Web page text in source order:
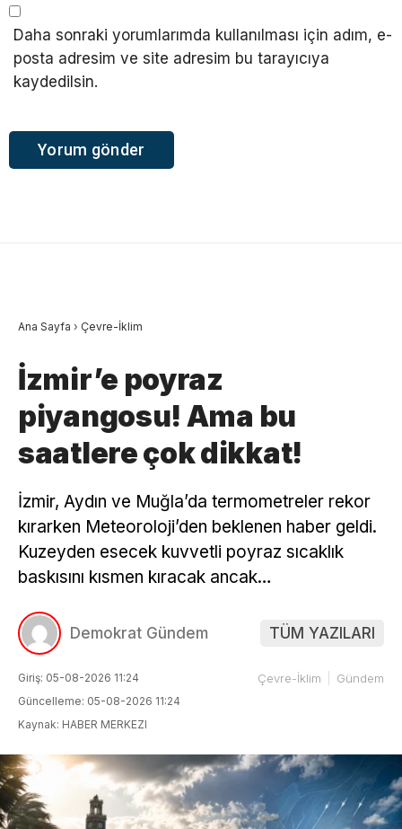
Daha sonraki yorumlarımda kullanılması için adım, e-
posta adresim ve site adresim bu tarayıcıya
kaydedilsin.
Ana Sayfa › Çevre-İklim
İzmir’e poyraz
piyangosu! Ama bu
saatlere çok dikkat!
İzmir, Aydın ve Muğla’da termometreler rekor
kırarken Meteoroloji’den beklenen haber geldi.
Kuzeyden esecek kuvvetli poyraz sıcaklık
baskısını kısmen kıracak ancak…
Demokrat Gündem TÜM YAZILARI
Giriş: 05-08-2026 11:24
Güncelleme: 05-08-2026 11:24
Kaynak: HABER MERKEZI
Çevre-İklim Gündem